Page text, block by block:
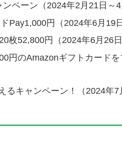
ペーン（2024年2月21日～4
Pay1,000円（2024年6月19
枚52,800円（2024年6月26日
円のAmazonギフトカード
るキャンペーン！（2024年7